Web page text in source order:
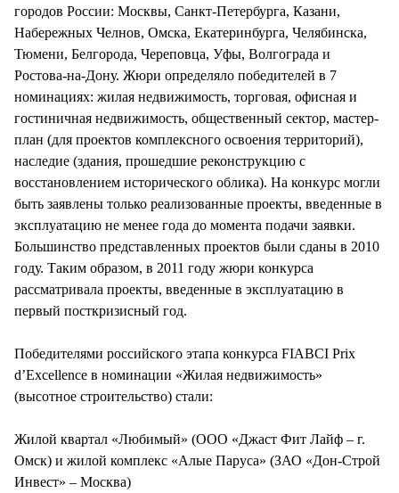
городов России: Москвы, Санкт-Петербурга, Казани,
Набережных Челнов, Омска, Екатеринбурга, Челябинска,
Тюмени, Белгорода, Череповца, Уфы, Волгограда и
Ростова-на-Дону. Жюри определяло победителей в 7
номинациях: жилая недвижимость, торговая, офисная и
гостиничная недвижимость, общественный сектор, мастер-
план (для проектов комплексного освоения территорий),
наследие (здания, прошедшие реконструкцию с
восстановлением исторического облика). На конкурс могли
быть заявлены только реализованные проекты, введенные в
эксплуатацию не менее года до момента подачи заявки.
Большинство представленных проектов были сданы в 2010
году. Таким образом, в 2011 году жюри конкурса
рассматривала проекты, введенные в эксплуатацию в
первый посткризисный год.
Победителями российского этапа конкурса FIABCI Prix
d’Excellence в номинации «Жилая недвижимость»
(высотное строительство) стали:
Жилой квартал «Любимый» (ООО «Джаст Фит Лайф – г.
Омск) и жилой комплекс «Алые Паруса» (ЗАО «Дон-Строй
Инвест» – Москва)